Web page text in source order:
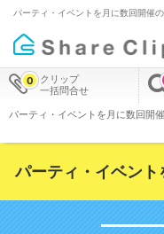
パーティ・イベントを月に数回開催
クリップ
一括問合せ
0
パーティ・イベントを月に数回開催
パーティ・イベン